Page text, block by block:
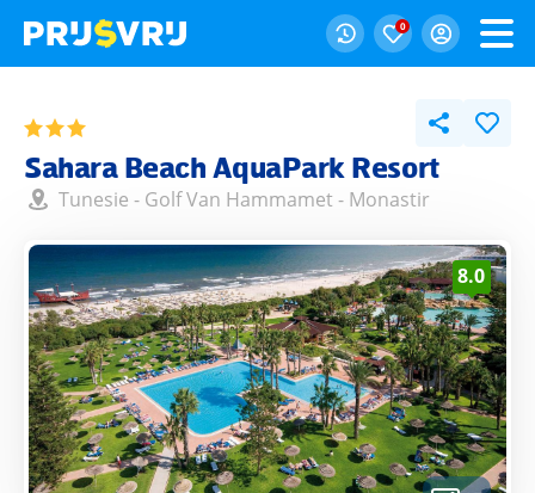
0
Sahara Beach AquaPark Resort
Tunesie - Golf Van Hammamet - Monastir
8.0